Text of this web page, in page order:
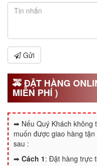
Gửi
🚕 ĐẶT HÀNG
MIỄN PHÍ )
➡ Nếu Quý Khách không
muốn được giao hàng
sau :
➡ Cách 1: Đặt hàng trực